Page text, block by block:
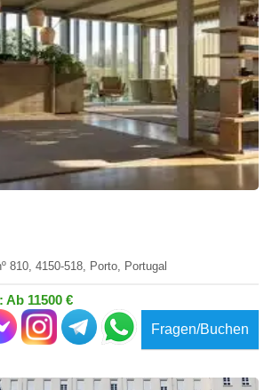
810, 4150-518, Porto, Portugal
Ab 11500 €
Fragen/Buchen